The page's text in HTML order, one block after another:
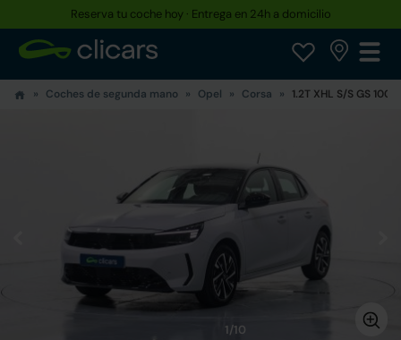
Reserva tu coche hoy · Entrega en 24h a domicilio
Coches de segunda mano Opel Corsa 1.2T XHL S/S GS 100
1/10